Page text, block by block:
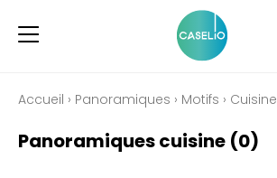
Accueil › Panoramiques › Motifs › Cuisine
Panoramiques cuisine (0)